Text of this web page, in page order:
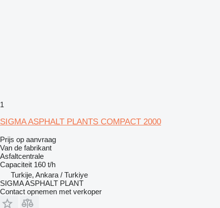
1
SIGMA ASPHALT PLANTS COMPACT 2000
Prijs op aanvraag
Van de fabrikant
Asfaltcentrale
Capaciteit 160 t/h
Turkije, Ankara / Turkiye
SIGMA ASPHALT PLANT
Contact opnemen met verkoper